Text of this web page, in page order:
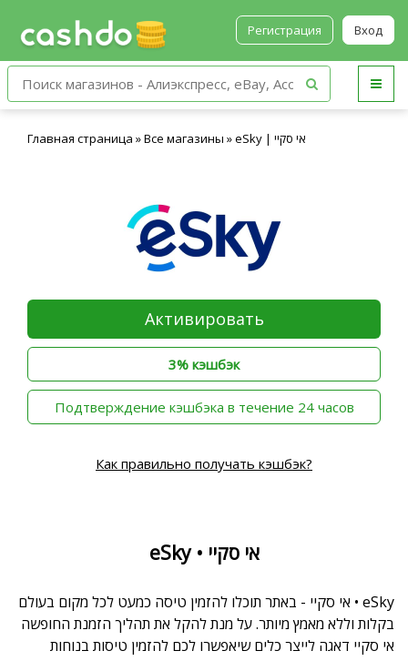
Регистрация Вход
Главная страница »Все магазины » eSky | אי סקיי
Активировать
3% кэшбэк
‫Подтверждение кэшбэка в течение 24 часов
Как правильно получать кэшбэк?
eSky • אי סקיי
eSky • אי סקיי - באתר תוכלו להזמין טיסה כמעט לכל מקום בעולם
בקלות וללא מאמץ מיותר. על מנת להקל את תהליך הזמנת החופשה
אי סקיי דאגה לייצר כלים שיאפשרו לכם להזמין טיסות בנוחות